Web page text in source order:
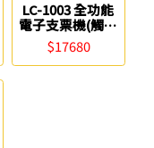
LC-1003 全功能
電子支票機(觸控
面板) Life
$17680